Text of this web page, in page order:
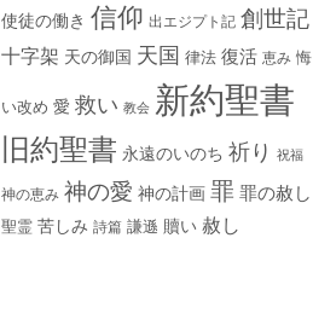
使徒の働き 信仰 出エジプト記 創世記
十字架 天の御国 天国 律法 復活 恵み 悔
い改め 愛 救い 教会 新約聖書
旧約聖書 永遠のいのち 祈り 祝福
神の恵み 神の愛 神の計画 罪 罪の赦し
聖霊 苦しみ 詩篇 謙遜 贖い 赦し